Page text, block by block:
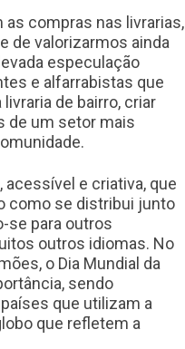
as compras nas livrarias,
de valorizarmos ainda
especulação
e alfarrabistas que
de bairro, criar
de um setor mais
e criativa, que
como se distribui junto
se para outros
outros idiomas. No
o Dia Mundial da
sendo
que utilizam a
que refletem a